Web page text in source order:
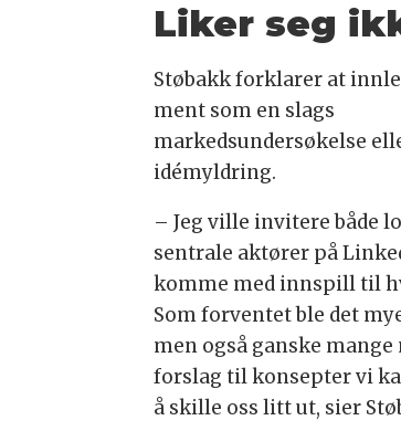
Liker seg
Støbakk forklarer at
ment som en slags
markedsundersøkelse
idémyldring.
– Jeg ville invitere både
sentrale aktører på
komme med innspill til
Som forventet ble det
men også ganske
forslag til konsepter vi
å skille oss litt ut, sier